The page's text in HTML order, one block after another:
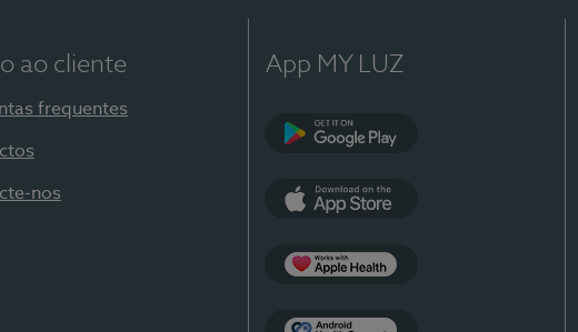
ao cliente
frequentes
nos
App MY LUZ